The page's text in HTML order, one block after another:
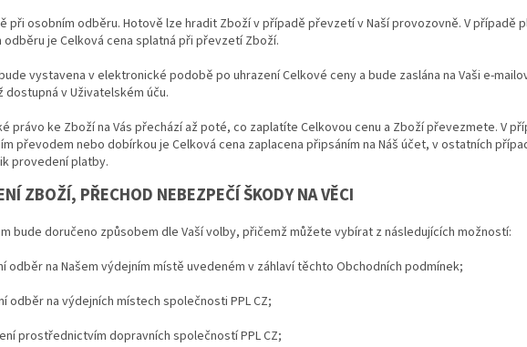
při osobním odběru. Hotově lze hradit Zboží v případě převzetí v Naší provozovně. V případě
odběru je Celková cena splatná při převzetí Zboží.
vystavena v elektronické podobě po uhrazení Celkové ceny a bude zaslána na Vaši e-
dostupná v Uživatelském úču.
právo ke Zboží na Vás přechází až poté, co zaplatíte Celkovou cenu a Zboží převezmete. V
převodem nebo dobírkou je Celková cena zaplacena připsáním na Náš účet, v ostatních
provedení platby.
ZBOŽÍ, PŘECHOD NEBEZPEČÍ ŠKODY NA VĚCI
bude doručeno způsobem dle Vaší volby, přičemž můžete vybírat z následujících možností:
odběr na Našem výdejním místě uvedeném v záhlaví těchto Obchodních podmínek;
odběr na výdejních místech společnosti PPL CZ;
prostřednictvím dopravních společností PPL CZ;